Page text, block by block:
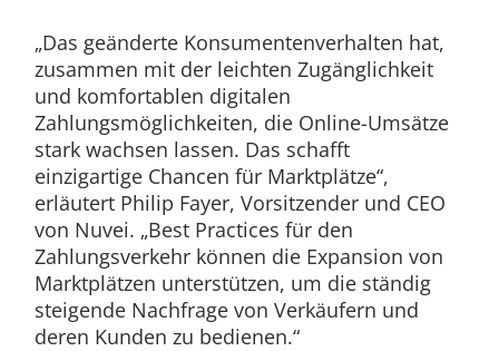
„Das geänderte Konsumentenverhalten hat,
zusammen mit der leichten Zugänglichkeit
und komfortablen digitalen
Zahlungsmöglichkeiten, die Online-Umsätze
stark wachsen lassen. Das schafft
einzigartige Chancen für Marktplätze“,
erläutert Philip Fayer, Vorsitzender und CEO
von Nuvei. „Best Practices für den
Zahlungsverkehr können die Expansion von
Marktplätzen unterstützen, um die ständig
steigende Nachfrage von Verkäufern und
deren Kunden zu bedienen.“